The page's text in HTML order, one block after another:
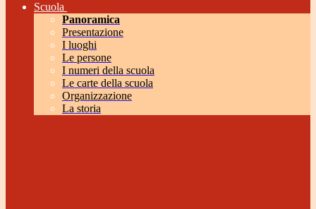
Scuola
Panoramica
Presentazione
I luoghi
Le persone
I numeri della scuola
Le carte della scuola
Organizzazione
La storia